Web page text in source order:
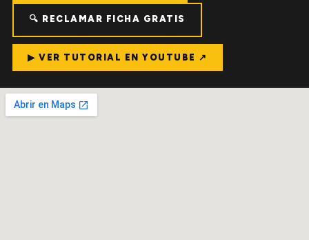
🔍 RECLAMAR FICHA GRATIS
▶ VER TUTORIAL EN YOUTUBE ↗